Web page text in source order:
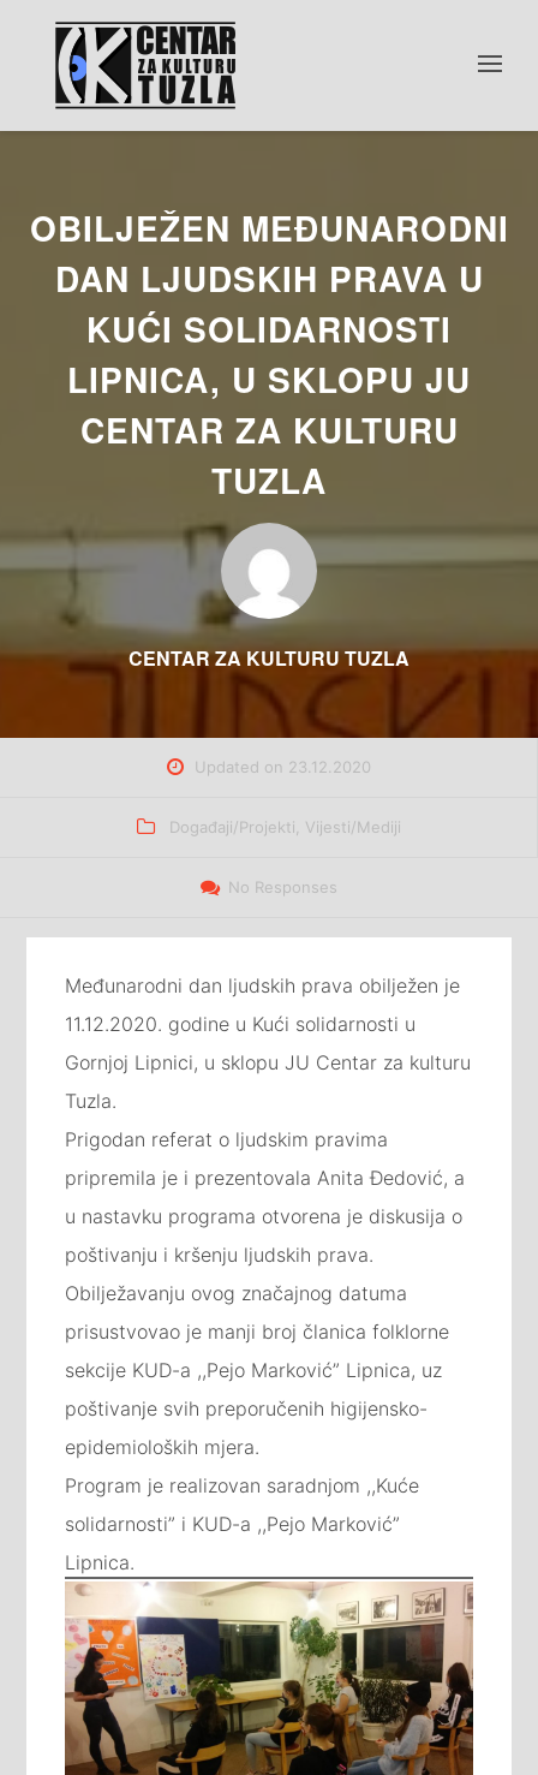
OBILJEŽEN MEĐUNARODNI
DAN LJUDSKIH PRAVA U
KUĆI SOLIDARNOSTI
LIPNICA, U SKLOPU JU
CENTAR ZA KULTURU
TUZLA
CENTAR ZA KULTURU TUZLA
Updated on 23.12.2020
Categories
Događaji/Projekti Vijesti/Mediji
No Responses
Međunarodni dan ljudskih prava obilježen je
11.12.2020. godine u Kući solidarnosti u
Gornjoj Lipnici, u sklopu JU Centar za kulturu
Tuzla.
Prigodan referat o ljudskim pravima
pripremila je i prezentovala Anita Đedović, a
u nastavku programa otvorena je diskusija o
poštivanju i kršenju ljudskih prava.
Obilježavanju ovog značajnog datuma
prisustvovao je manji broj članica folklorne
sekcije KUD-a ,,Pejo Marković” Lipnica, uz
poštivanje svih preporučenih higijensko-
epidemioloških mjera.
Program je realizovan saradnjom ,,Kuće
solidarnosti” i KUD-a ,,Pejo Marković”
Lipnica.